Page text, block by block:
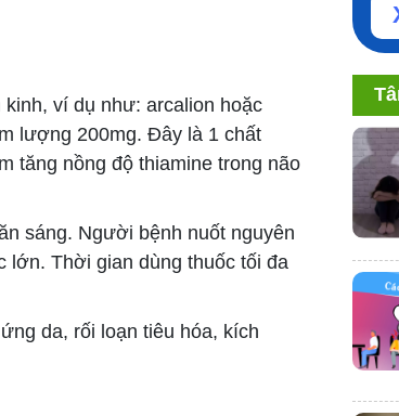
ví dụ như: arcalion hoặc
lượng 200mg. Đây là 1 chất
tăng nồng độ thiamine trong não
sáng. Người bệnh nuốt nguyên
lớn. Thời gian dùng thuốc tối đa
da, rối loạn tiêu hóa, kích